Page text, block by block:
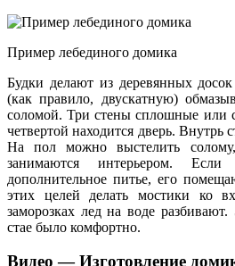
Пример лебединого домика
Будки делают из деревянных
(как правило, двускатную)
соломой. Три стены сплошные или
четвертой находится дверь. Внутрь
На пол можно выстелить
занимаются интерьером. Если
дополнительное питье, его
этих целей делать мостики ко
заморозках лед на воде
стае было комфортно.
Видео — Изготовление